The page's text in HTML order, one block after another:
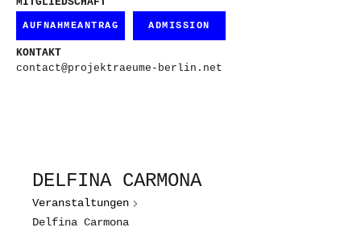
AUFNAHMEANTRAG ADMISSION
KONTAKT
contact@projektraeume-berlin.net
DELFINA CARMONA
Veranstaltungen
Delfina Carmona